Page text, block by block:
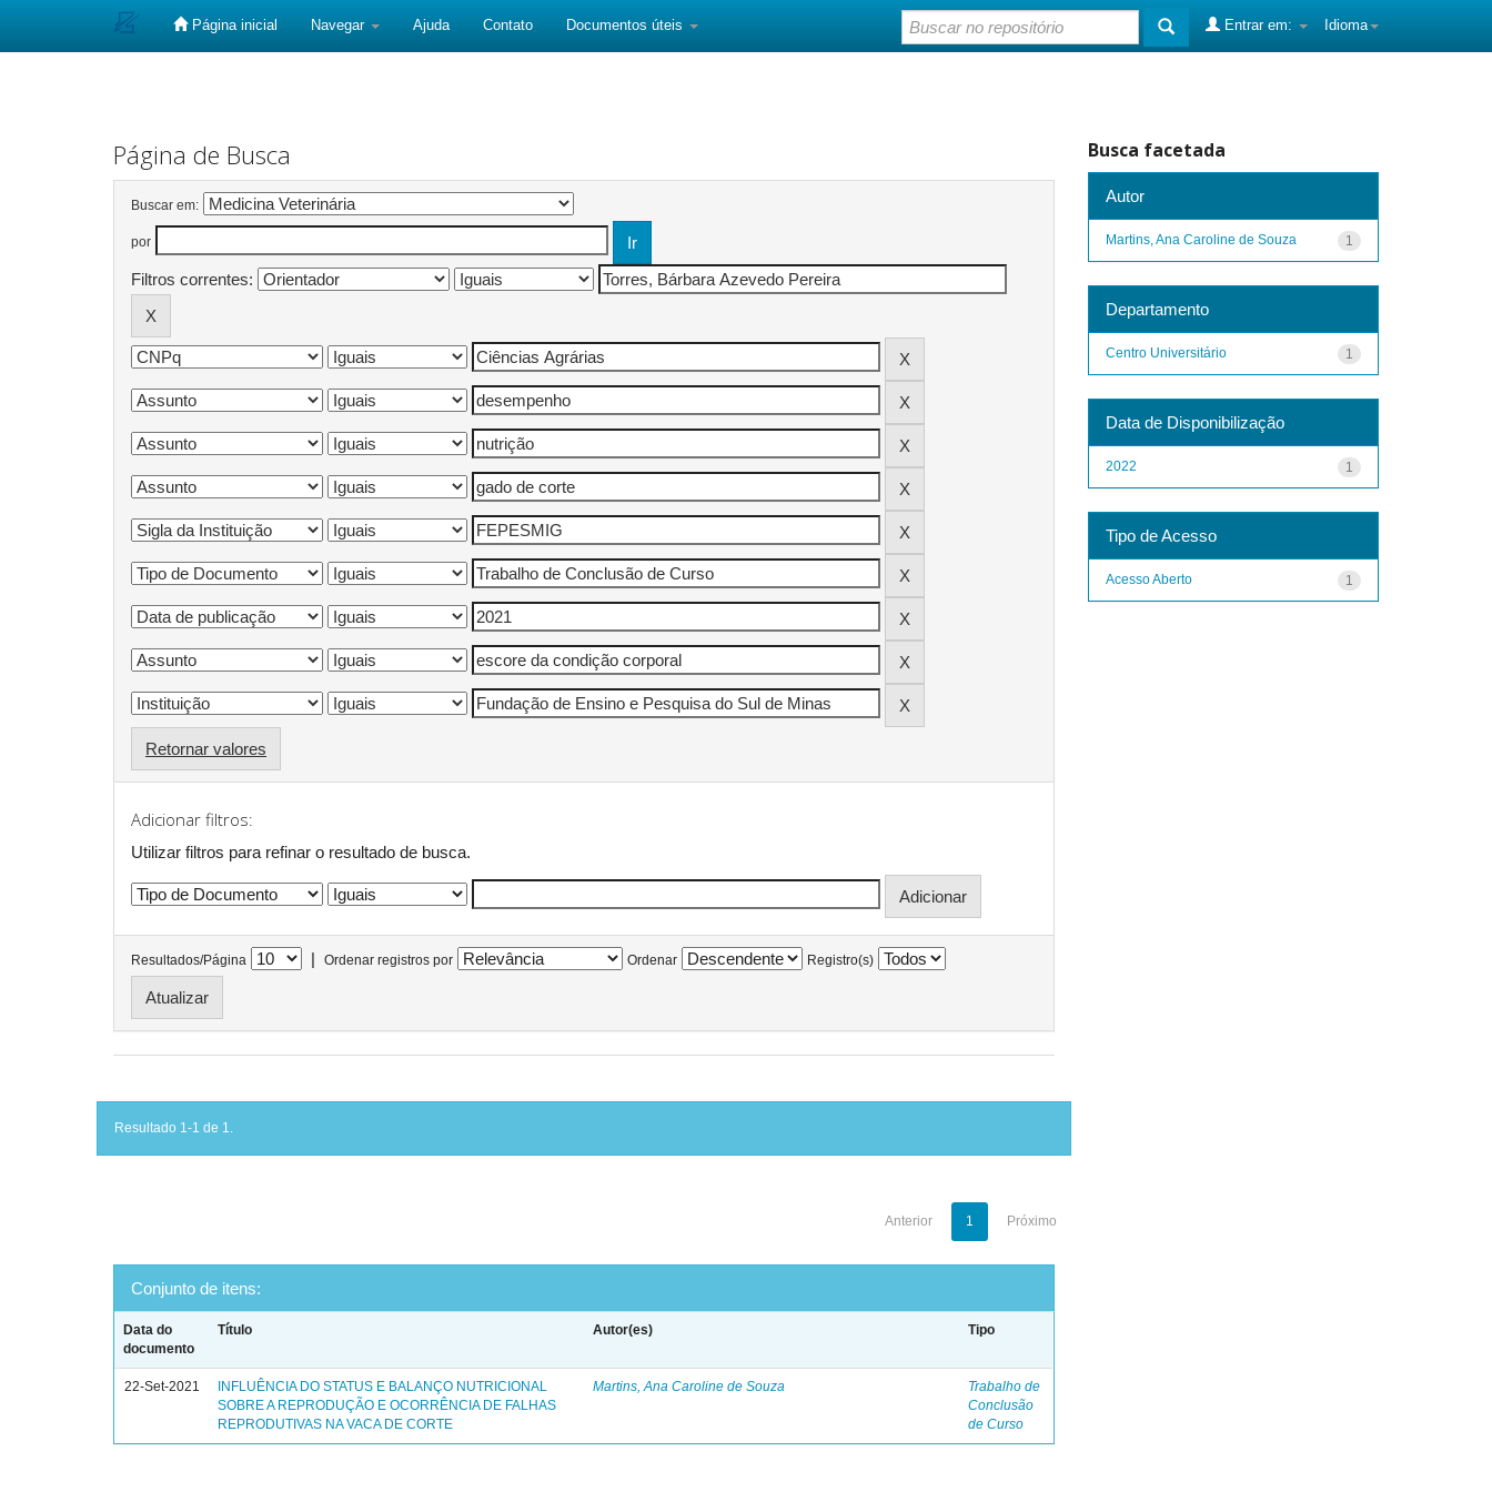
Página inicial Navegar Ajuda Contato Documentos úteis Idioma
Entrar em:
Página de Busca
Buscar em:
por
Filtros correntes:
Retornar valores
Adicionar filtros:
Utilizar filtros para refinar o resultado de busca.
Resultados/Página | Ordenar registros por Ordenar Registro(s)
Resultado 1-1 de 1.
Anterior 1 Próximo
Conjunto de itens:
Data do
documento
Título Autor(es) Tipo
22-Set-2021
INFLUÊNCIA DO STATUS E BALANÇO NUTRICIONAL
SOBRE A REPRODUÇÃO E OCORRÊNCIA DE FALHAS
REPRODUTIVAS NA VACA DE CORTE
Martins, Ana Caroline de Souza
Trabalho de
Conclusão
de Curso
Busca facetada
Autor
1
Martins, Ana Caroline de Souza
Departamento
1
Centro Universitário
Data de Disponibilização
1
2022
Tipo de Acesso
1
Acesso Aberto